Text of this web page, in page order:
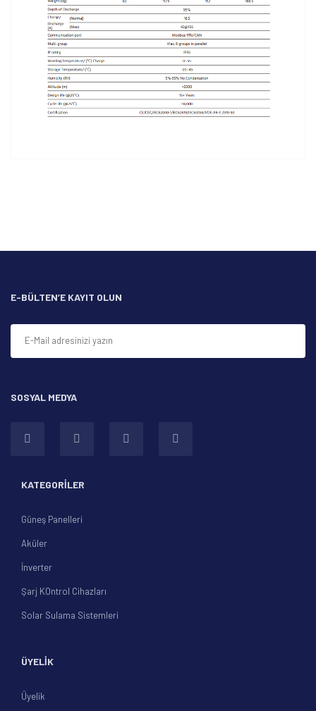
Ürün açıklamasında eksik bilgiler bulunuyor.
E-BÜLTEN’E KAYIT OLUN
SOSYAL MEDYA
KATEGORİLER
Güneş Panelleri
Aküler
İnverter
Şarj KOntrol Cihazları
Solar Sulama Sistemleri
ÜYELİK
Üyelik